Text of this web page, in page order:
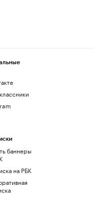
баннеры
на РБК